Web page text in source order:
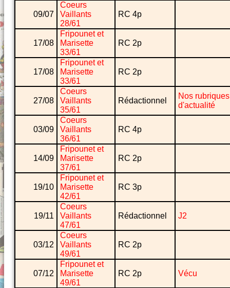
09/07
Coeurs
Vaillants
28/61
RC 4p
17/08
Fripounet et
Marisette
33/61
RC 2p
17/08
Fripounet et
Marisette
33/61
RC 2p
27/08
Coeurs
Vaillants
35/61
Rédactionnel
Nos rubriques
d'actualité
03/09
Coeurs
Vaillants
36/61
RC 4p
14/09
Fripounet et
Marisette
37/61
RC 2p
19/10
Fripounet et
Marisette
42/61
RC 3p
19/11
Coeurs
Vaillants
47/61
Rédactionnel J2
03/12
Coeurs
Vaillants
49/61
RC 2p
07/12
Fripounet et
Marisette
49/61
RC 2p Vécu